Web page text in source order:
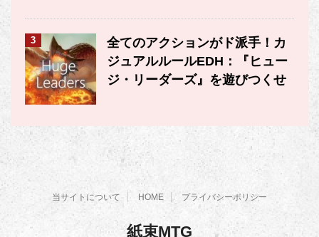
3
全てのアクションがド派手！カ
ジュアルルールEDH：『ヒュー
ジ・リーダーズ』を遊びつくせ
当サイトについて HOME プライバシーポリシー
紙束MTG